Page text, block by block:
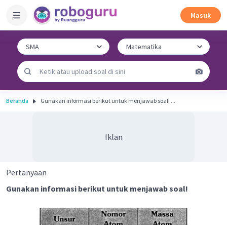
Masuk
Beranda Gunakan informasi berikut untuk menjawab soal! ...
Iklan
Pertanyaan
Gunakan informasi berikut untuk menjawab soal!